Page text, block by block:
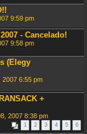
9:59 pm
- Cancelado!
9:58 pm
(Elegy
2007 6:55 pm
+
2007 8:38 pm
1 2 3 4 5 6